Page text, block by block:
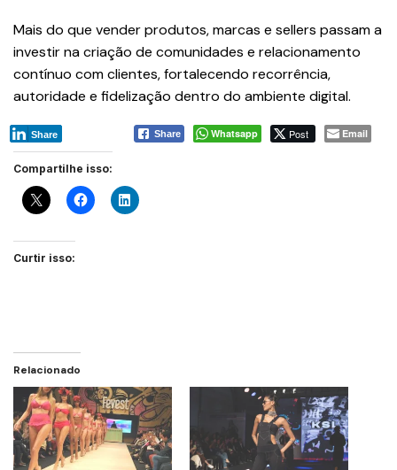
Mais do que vender produtos, marcas e sellers passam a
investir na criação de comunidades e relacionamento
contínuo com clientes, fortalecendo recorrência,
autoridade e fidelização dentro do ambiente digital.
Share Whatsapp Post Email
Share
Compartilhe isso:
Curtir isso:
Relacionado